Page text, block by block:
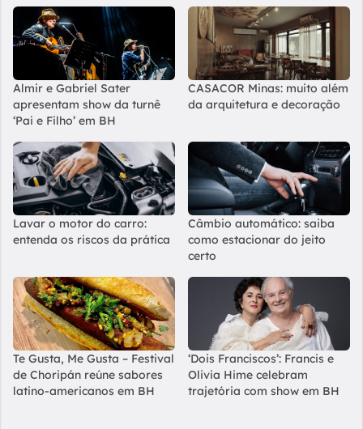
Almir e Gabriel Sater
apresentam show da turnê
‘Pai e Filho’ em BH
CASACOR Minas: muito além
da arquitetura e decoração
Lavar o motor do carro:
entenda os riscos da prática
Câmbio automático: saiba
como estacionar do jeito
certo
Te Gusta, Me Gusta – Festival
de Choripán reúne sabores
latino-americanos em BH
‘Dois Franciscos’: Francis e
Olivia Hime celebram
trajetória com show em BH